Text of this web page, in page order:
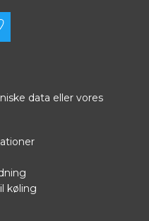
ons op Vimeo
data eller vores
køling